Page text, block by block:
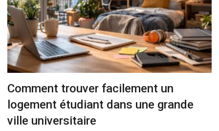
Comment trouver facilement un
logement étudiant dans une grande
ville universitaire